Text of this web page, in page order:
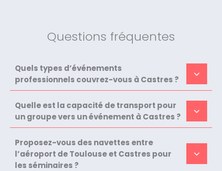
Questions fréquentes
Quels types d’événements
professionnels couvrez-vous à Castres ?
Quelle est la capacité de transport pour
un groupe vers un événement à Castres ?
Proposez-vous des navettes entre
l’aéroport de Toulouse et Castres pour
les séminaires ?